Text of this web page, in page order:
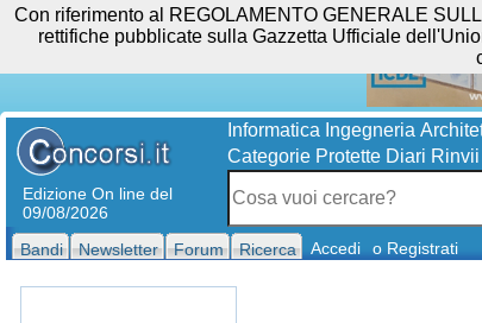
Edizione On line del
09/08/2026
Informatica Ingegneria
Categorie Protette Diari Rinvii
Bandi Newsletter Forum Ricerca Accedi o Registrati
Con riferimento al REGOLAMENTO GENERALE
rettifiche pubblicate sulla Gazzetta Ufficiale